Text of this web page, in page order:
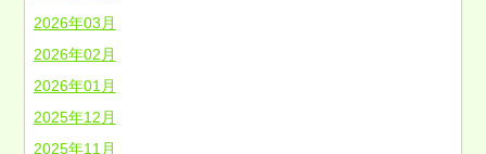
2026年03月
2026年02月
2026年01月
2025年12月
2025年11月